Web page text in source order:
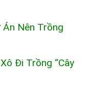
Án Nên Trồng
Đi Trồng “cây